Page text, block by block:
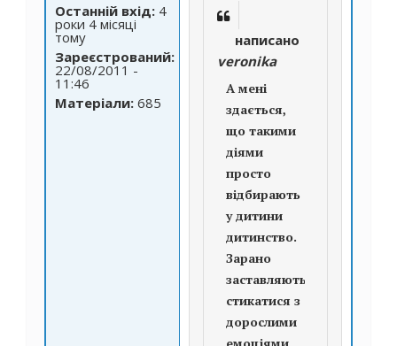
Останній вхід: 4
роки 4 місяці
тому
Зареєстрований:
22/08/2011 -
11:46
Матеріали: 685
написано
veronika
А мені
здається,
що такими
діями
просто
відбирають
у дитини
дитинство.
Зарано
заставляють
стикатися з
дорослими